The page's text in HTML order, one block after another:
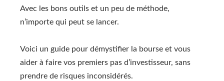
Avec les bons outils et un peu de méthode,
n’importe qui peut se lancer.
Voici un guide pour démystifier la bourse et vous
aider à faire vos premiers pas d’investisseur, sans
prendre de risques inconsidérés.